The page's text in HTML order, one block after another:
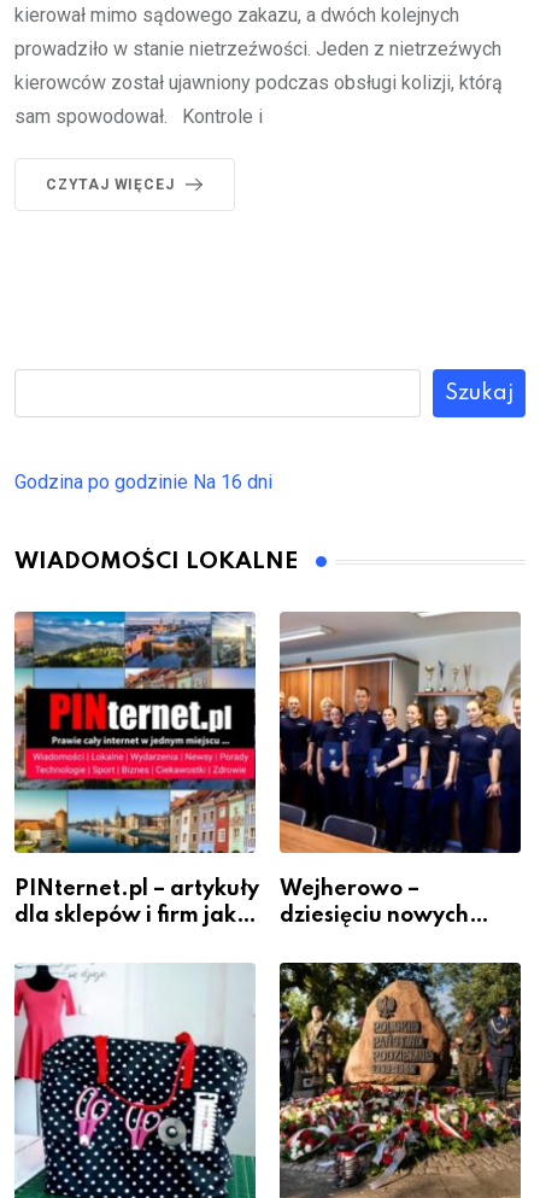
kierował mimo sądowego zakazu, a dwóch kolejnych
prowadziło w stanie nietrzeźwości. Jeden z nietrzeźwych
kierowców został ujawniony podczas obsługi kolizji, którą
sam spowodował. Kontrole i
CZYTAJ WIĘCEJ
Szukaj
Godzina po godzinie Na 16 dni
WIADOMOŚCI LOKALNE
PINternet.pl – artykuły
dla sklepów i firm jako
widoczność
Wejherowo –
dziesięciu nowych
szeregach Komendy
Powiatowej